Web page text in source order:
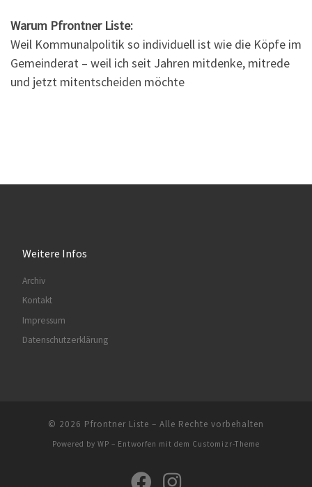
Warum Pfrontner Liste:
Weil Kommunalpolitik so individuell ist wie die Köpfe im
Gemeinderat – weil ich seit Jahren mitdenke, mitrede
und jetzt mitentscheiden möchte
Weitere Infos
Archiv
Kontakt
Impressum
Datenschutzerklärung
© 2026 Pfrontner Liste – Alle Rechte vorbehalten
Powered by WP – Entworfen mit dem Customizr-Theme